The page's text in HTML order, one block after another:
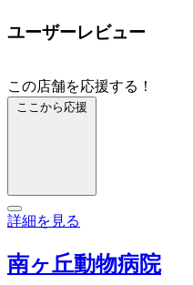
ユーザーレビュー
この店舗を応援する！
ここから応援
詳細を見る
南ヶ丘動物病院